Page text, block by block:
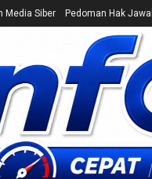
Media Siber Pedoman Hak